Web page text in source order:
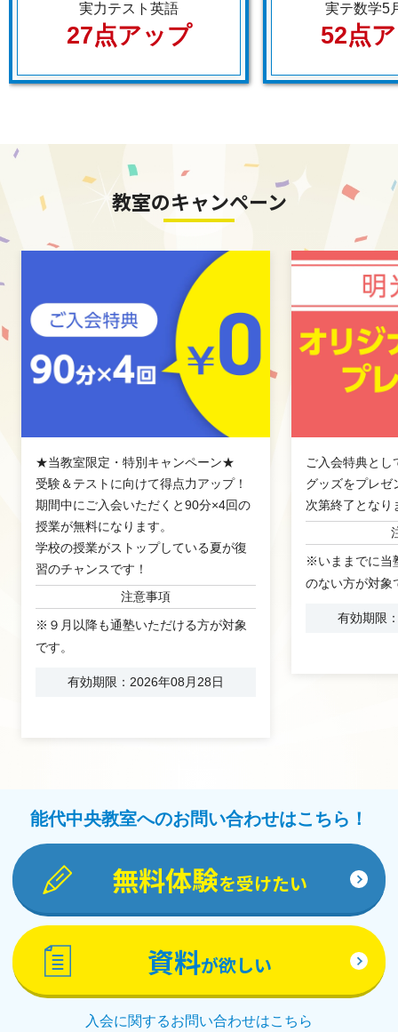
実力テスト英語
27点アップ
実テ数学5
52点
教室のキャンペーン
★当教室限定・特別キャンペーン★
受験＆テストに向けて得点力アップ！
期間中にご入会いただくと90分×4回の
授業が無料になります。
学校の授業がストップしている夏が復
習のチャンスです！
注意事項
※９月以降も通塾いただける方が対象
です。
有効期限：2026年08月28日
ご入会特典とし
グッズをプレゼ
次第終了となり
※いままでに当
のない方が対象
有効期限
能代中央教室へのお問い合わせはこちら！
無料体験を受けたい
資料が欲しい
入会に関するお問い合わせはこちら